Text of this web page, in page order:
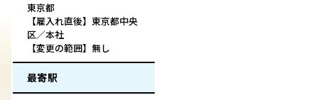
東京都
【雇入れ直後】東京都中央
区／本社
【変更の範囲】無し
最寄駅